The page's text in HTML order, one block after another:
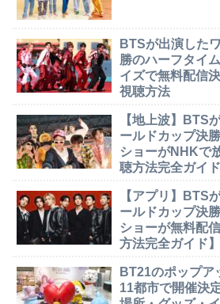
BTSが出演した
勝のハーフタイ
イズで無料配信
視聴方法
【地上波】BTS
ールドカップ決
ショーがNHKで
聴方法完全ガイド
【アプリ】BTS
ールドカップ決
ショーが無料配
方法完全ガイド】
BT21のポップア
11都市で開催決